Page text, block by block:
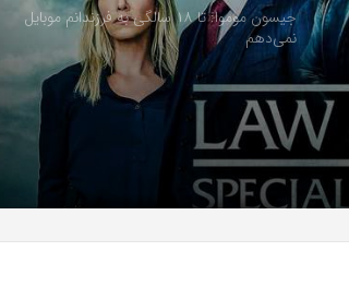
جیسون موموا: تا ۱۸ سالگی به فرزندانم موبایل
نمی‌دهم